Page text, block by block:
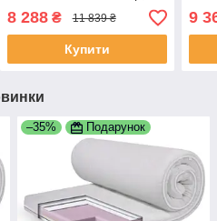
знімний трикотажний
чохол.
8 288₴ 11 839 ₴
Купити
9
–35% Подарунок